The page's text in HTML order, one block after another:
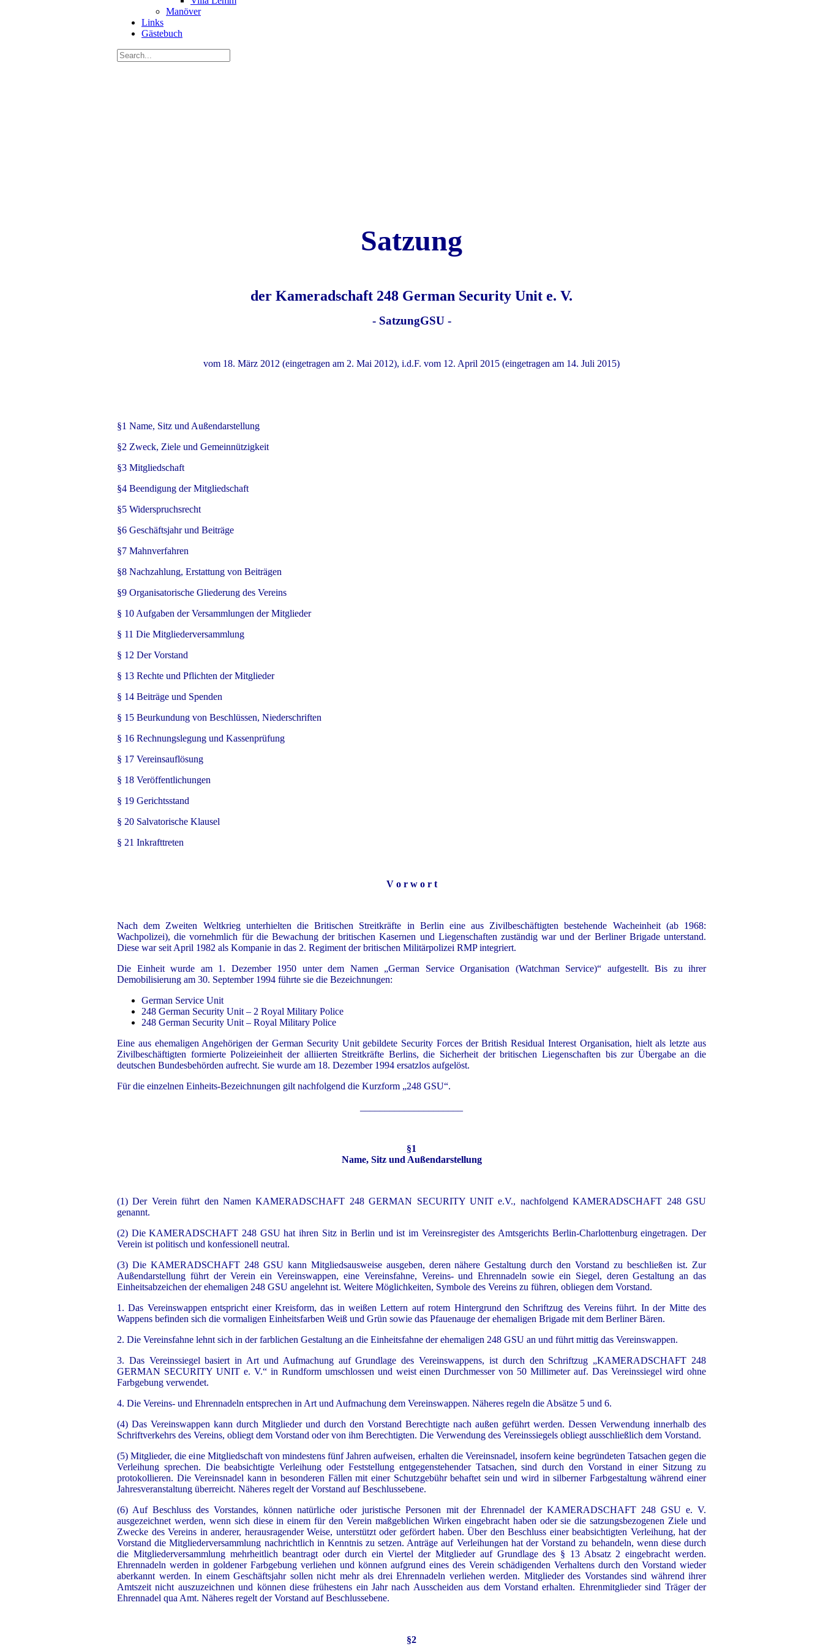
Manöver
Links
Gästebuch
Satzung
der Kameradschaft 248 German Security Unit e. V.
- SatzungGSU -
vom 18. März 2012 (eingetragen am 2. Mai 2012), i.d.F. vom 12. April 2015 (eingetragen am 14. Juli 2015)
§1 Name, Sitz und Außendarstellung
§2 Zweck, Ziele und Gemeinnützigkeit
§3 Mitgliedschaft
§4 Beendigung der Mitgliedschaft
§5 Widerspruchsrecht
§6 Geschäftsjahr und Beiträge
§7 Mahnverfahren
§8 Nachzahlung, Erstattung von Beiträgen
§9 Organisatorische Gliederung des Vereins
§ 10 Aufgaben der Versammlungen der Mitglieder
§ 11 Die Mitgliederversammlung
§ 12 Der Vorstand
§ 13 Rechte und Pflichten der Mitglieder
§ 14 Beiträge und Spenden
§ 15 Beurkundung von Beschlüssen, Niederschriften
§ 16 Rechnungslegung und Kassenprüfung
§ 17 Vereinsauflösung
§ 18 Veröffentlichungen
§ 19 Gerichtsstand
§ 20 Salvatorische Klausel
§ 21 Inkrafttreten
V o r w o r t
Nach dem Zweiten Weltkrieg unterhielten die Britischen Streitkräfte in Berlin eine aus Zivilbeschäftigten bestehende Wacheinheit (ab 1968:
Wachpolizei), die vornehmlich für die Bewachung der britischen Kasernen und Liegenschaften zuständig war und der Berliner Brigade unterstand.
Diese war seit April 1982 als Kompanie in das 2. Regiment der britischen Militärpolizei RMP integriert.
Die Einheit wurde am 1. Dezember 1950 unter dem Namen „German Service Organisation (Watchman Service)“ aufgestellt. Bis zu ihrer
Demobilisierung am 30. September 1994 führte sie die Bezeichnungen:
German Service Unit
248 German Security Unit – 2 Royal Military Police
248 German Security Unit – Royal Military Police
Eine aus ehemaligen Angehörigen der German Security Unit gebildete Security Forces der British Residual Interest Organisation, hielt als letzte aus
Zivilbeschäftigten formierte Polizeieinheit der alliierten Streitkräfte Berlins, die Sicherheit der britischen Liegenschaften bis zur Übergabe an die
deutschen Bundesbehörden aufrecht. Sie wurde am 18. Dezember 1994 ersatzlos aufgelöst.
Für die einzelnen Einheits-Bezeichnungen gilt nachfolgend die Kurzform „248 GSU“.
§1
Name, Sitz und Außendarstellung
(1) Der Verein führt den Namen KAMERADSCHAFT 248 GERMAN SECURITY UNIT e.V., nachfolgend KAMERADSCHAFT 248 GSU
genannt.
(2) Die KAMERADSCHAFT 248 GSU hat ihren Sitz in Berlin und ist im Vereinsregister des Amtsgerichts Berlin-Charlottenburg eingetragen. Der
Verein ist politisch und konfessionell neutral.
(3) Die KAMERADSCHAFT 248 GSU kann Mitgliedsausweise ausgeben, deren nähere Gestaltung durch den Vorstand zu beschließen ist. Zur
Außendarstellung führt der Verein ein Vereinswappen, eine Vereinsfahne, Vereins- und Ehrennadeln sowie ein Siegel, deren Gestaltung an das
Einheitsabzeichen der ehemaligen 248 GSU angelehnt ist. Weitere Möglichkeiten, Symbole des Vereins zu führen, obliegen dem Vorstand.
1. Das Vereinswappen entspricht einer Kreisform, das in weißen Lettern auf rotem Hintergrund den Schriftzug des Vereins führt. In der Mitte des
Wappens befinden sich die vormaligen Einheitsfarben Weiß und Grün sowie das Pfauenauge der ehemaligen Brigade mit dem Berliner Bären.
2. Die Vereinsfahne lehnt sich in der farblichen Gestaltung an die Einheitsfahne der ehemaligen 248 GSU an und führt mittig das Vereinswappen.
3. Das Vereinssiegel basiert in Art und Aufmachung auf Grundlage des Vereinswappens, ist durch den Schriftzug „KAMERADSCHAFT 248
GERMAN SECURITY UNIT e. V.“ in Rundform umschlossen und weist einen Durchmesser von 50 Millimeter auf. Das Vereinssiegel wird ohne
Farbgebung verwendet.
4. Die Vereins- und Ehrennadeln entsprechen in Art und Aufmachung dem Vereinswappen. Näheres regeln die Absätze 5 und 6.
(4) Das Vereinswappen kann durch Mitglieder und durch den Vorstand Berechtigte nach außen geführt werden. Dessen Verwendung innerhalb des
Schriftverkehrs des Vereins, obliegt dem Vorstand oder von ihm Berechtigten. Die Verwendung des Vereinssiegels obliegt ausschließlich dem Vorstand.
(5) Mitglieder, die eine Mitgliedschaft von mindestens fünf Jahren aufweisen, erhalten die Vereinsnadel, insofern keine begründeten Tatsachen gegen die
Verleihung sprechen. Die beabsichtigte Verleihung oder Feststellung entgegenstehender Tatsachen, sind durch den Vorstand in einer Sitzung zu
protokollieren. Die Vereinsnadel kann in besonderen Fällen mit einer Schutzgebühr behaftet sein und wird in silberner Farbgestaltung während einer
Jahresveranstaltung überreicht. Näheres regelt der Vorstand auf Beschlussebene.
(6) Auf Beschluss des Vorstandes, können natürliche oder juristische Personen mit der Ehrennadel der KAMERADSCHAFT 248 GSU e. V.
ausgezeichnet werden, wenn sich diese in einem für den Verein maßgeblichen Wirken eingebracht haben oder sie die satzungsbezogenen Ziele und
Zwecke des Vereins in anderer, herausragender Weise, unterstützt oder gefördert haben. Über den Beschluss einer beabsichtigten Verleihung, hat der
Vorstand die Mitgliederversammlung nachrichtlich in Kenntnis zu setzen. Anträge auf Verleihungen hat der Vorstand zu behandeln, wenn diese durch
die Mitgliederversammlung mehrheitlich beantragt oder durch ein Viertel der Mitglieder auf Grundlage des § 13 Absatz 2 eingebracht werden.
Ehrennadeln werden in goldener Farbgebung verliehen und können aufgrund eines des Verein schädigenden Verhaltens durch den Vorstand wieder
aberkannt werden. In einem Geschäftsjahr sollen nicht mehr als drei Ehrennadeln verliehen werden. Mitglieder des Vorstandes sind während ihrer
Amtszeit nicht auszuzeichnen und können diese frühestens ein Jahr nach Ausscheiden aus dem Vorstand erhalten. Ehrenmitglieder sind Träger der
Ehrennadel qua Amt. Näheres regelt der Vorstand auf Beschlussebene.
§2